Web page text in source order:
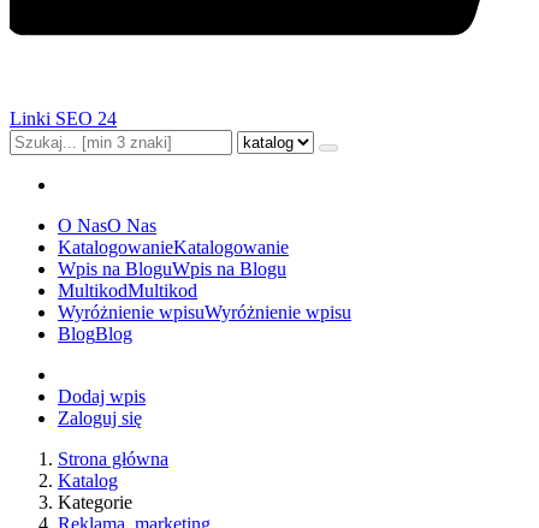
Linki SEO 24
O NasO Nas
KatalogowanieKatalogowanie
Wpis na BloguWpis na Blogu
MultikodMultikod
Wyróżnienie wpisuWyróżnienie wpisu
BlogBlog
Dodaj wpis
Zaloguj się
Strona główna
Katalog
Kategorie
Reklama, marketing